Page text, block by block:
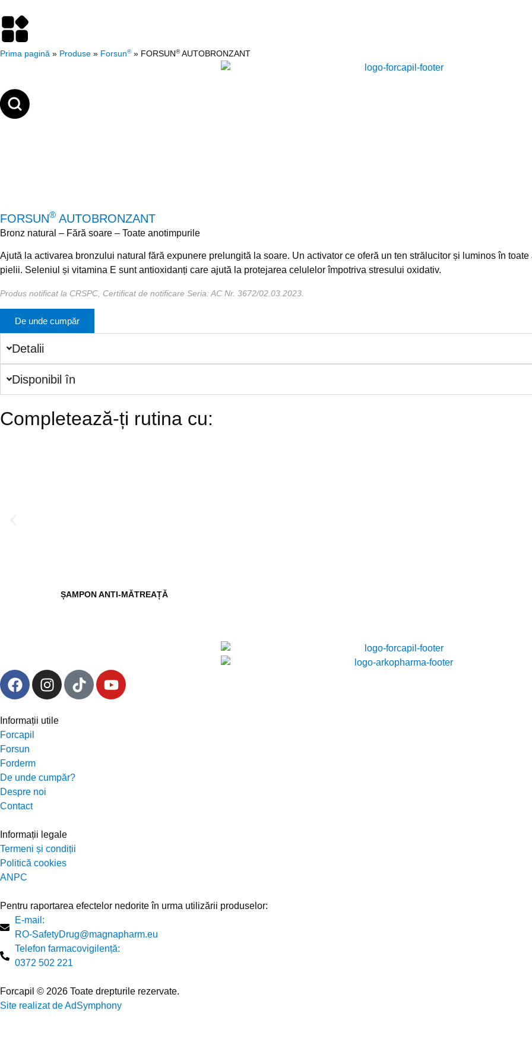
Prima pagină » Produse » Forsun®» FORSUN®AUTOBRONZANT
FORSUN® AUTOBRONZANT
Bronz natural – Fără soare – Toate anotimpurile
Ajută la activarea bronzului natural fără expunere prelungită la soare. Un activator ce oferă un ten strălucitor și luminos în
pielii. Seleniul și vitamina E sunt antioxidanți care ajută la protejarea celulelor împotriva stresului oxidativ.
Produs notificat la CRSPC, Certificat de notificare Seria: AC Nr. 3672/02.03.2023.
De unde cumpăr
Detalii
Disponibil în
Completează-ți rutina cu:
ȘAMPON ANTI-MĂTREAȚĂ
Informații utile
Forcapil
Forsun
Forderm
De unde cumpăr?
Despre noi
Contact
Informații legale
Termeni și condiții
Politică cookies
ANPC
Pentru raportarea efectelor nedorite în urma utilizării produselor:
E-mail:
RO-SafetyDrug@magnapharm.eu
Telefon farmacovigilență:
0372 502 221
Forcapil © 2026 Toate drepturile rezervate.
Site realizat de AdSymphony